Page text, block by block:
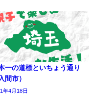
一の道標といちょう通り
間市）
年4月18日